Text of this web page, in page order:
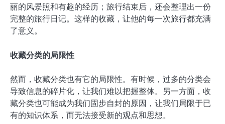
丽的风景照和有趣的经历；旅行结束后，还会整理出一份
完整的旅行日记。这样的收藏，让他的每一次旅行都充满
了意义。
收藏分类的局限性
然而，收藏分类也有它的局限性。有时候，过多的分类会
导致信息的碎片化，让我们难以把握整体。另一方面，收
藏分类也可能成为我们固步自封的原因，让我们局限于已
有的知识体系，而无法接受新的观点和思想。